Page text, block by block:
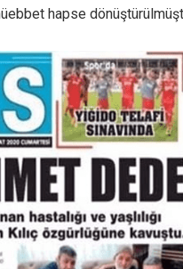
hapse